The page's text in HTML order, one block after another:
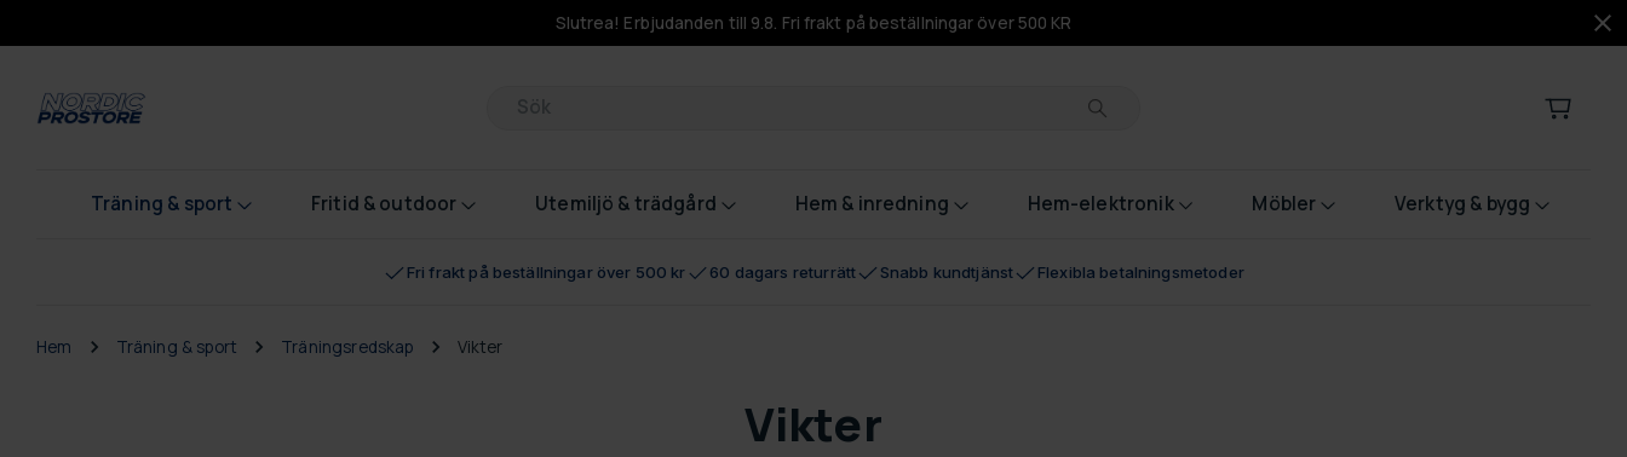
Slutrea! Erbjudanden till 9.8. Fri frakt på beställningar över 500 KR
Produkter
Träning & sport Fritid & outdoor Utemiljö & trädgård Hem & inredning Hem-elektronik Möbler Verktyg & bygg
Fri frakt på beställningar över 500 kr 60 dagars returrätt Snabb kundtjänst Flexibla betalningsmetoder
Hem Träning & sport Träningsredskap Vikter
Vikter